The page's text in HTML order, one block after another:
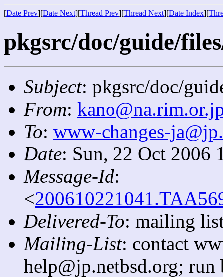
[Date Prev][Date Next][Thread Prev][Thread Next][Date Index][
pkgsrc/doc/guide/
Subject: pkgsrc/doc/
From:
To: www-changes-
Date: Sun, 22 Oct 2006
Message-Id:
<
Delivered-To: mailing
Mailing-List: contact
help@jp.netbsd.org;